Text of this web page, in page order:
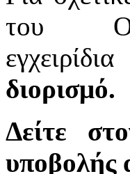
του
διορισμό.
Δείτε
υποβολής